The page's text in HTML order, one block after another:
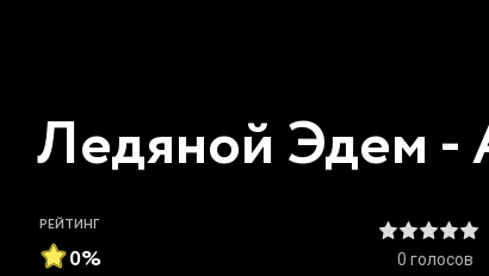
Ледяной Эдем -
РЕЙТИНГ
0% 0 голосов